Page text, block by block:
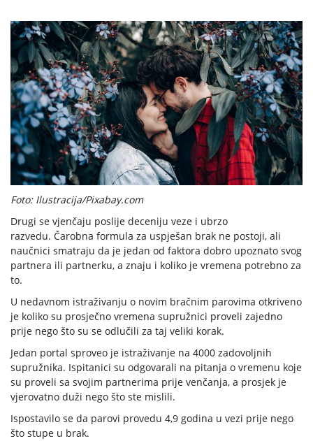
Foto: Ilustracija/Pixabay.com
Drugi se vjenčaju poslije deceniju veze i ubrzo
razvedu. Čarobna formula za uspješan brak ne postoji, ali
naučnici smatraju da je jedan od faktora dobro upoznato svog
partnera ili partnerku, a znaju i koliko je vremena potrebno za
to.
U nedavnom istraživanju o novim bračnim parovima otkriveno
je koliko su prosječno vremena supružnici proveli zajedno
prije nego što su se odlučili za taj veliki korak.
Jedan portal sproveo je istraživanje na 4000 zadovoljnih
supružnika. Ispitanici su odgovarali na pitanja o vremenu koje
su proveli sa svojim partnerima prije venčanja, a prosjek je
vjerovatno duži nego što ste mislili.
Ispostavilo se da parovi provedu 4,9 godina u vezi prije nego
što stupe u brak.